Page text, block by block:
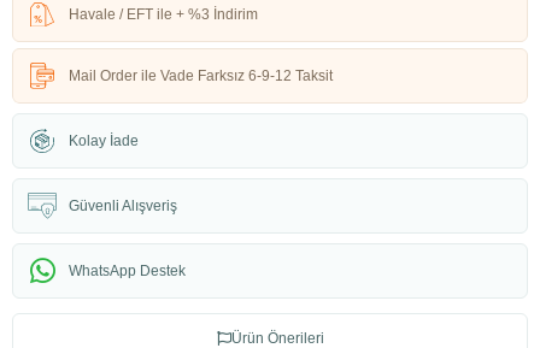
Havale / EFT ile + %3 İndirim
Mail Order ile Vade Farksız 6-9-12 Taksit
Kolay İade
Güvenli Alışveriş
WhatsApp Destek
Ürün Önerileri